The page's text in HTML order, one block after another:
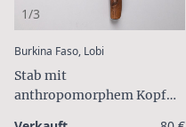
1/3
Burkina Faso, Lobi
Stab mit
anthropomorphem Kopf